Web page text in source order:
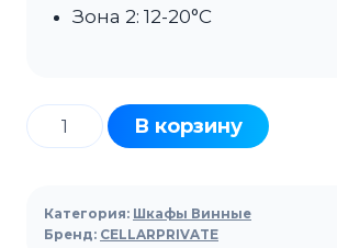
Зона 2: 12-20°С
Количество
товара
винный
CELLARPRIVATE
В корзину
Категория: Шкафы Винные
Бренд: CELLARPRIVATE